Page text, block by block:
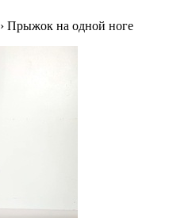
› Прыжок на одной ноге